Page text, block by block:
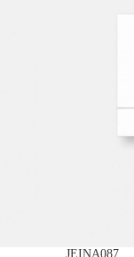
JEINA087